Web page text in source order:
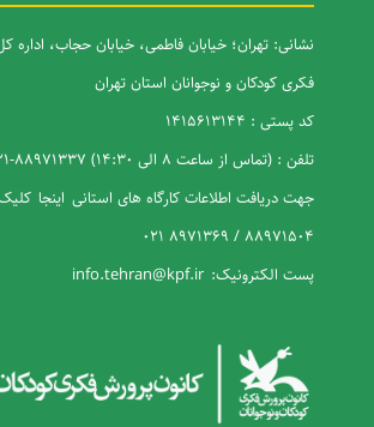
نشانی: تهران؛ خیابان فاطمی، خیابان حجاب، اداره
فکری کودکان و نوجوانان استان تهران
کد پستی : 1415613144
تلفن : (تماس از ساعت 8 الی 14:30) 88971337-021
جهت دریافت اطلاعات کارگاه های استانی اینجا
88971504 / 8971369 021
پست الکترونیک: info.tehran@kpf.ir